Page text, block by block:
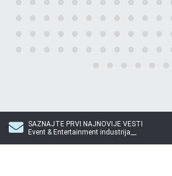
SAZNAJTE PRVI NAJNOVIJE VESTI
Event & Entertainment industrija__